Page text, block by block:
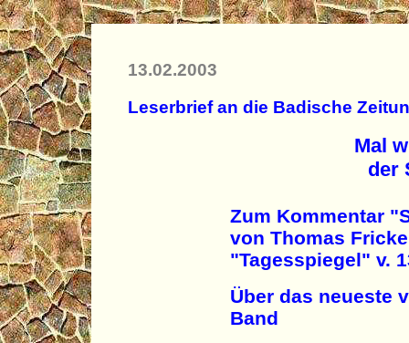
13.02.2003
Leserbrief an die Badische
Mal
der
Zum Kommentar
von Thomas
"Tagesspiegel" v.
Über das neueste
Band